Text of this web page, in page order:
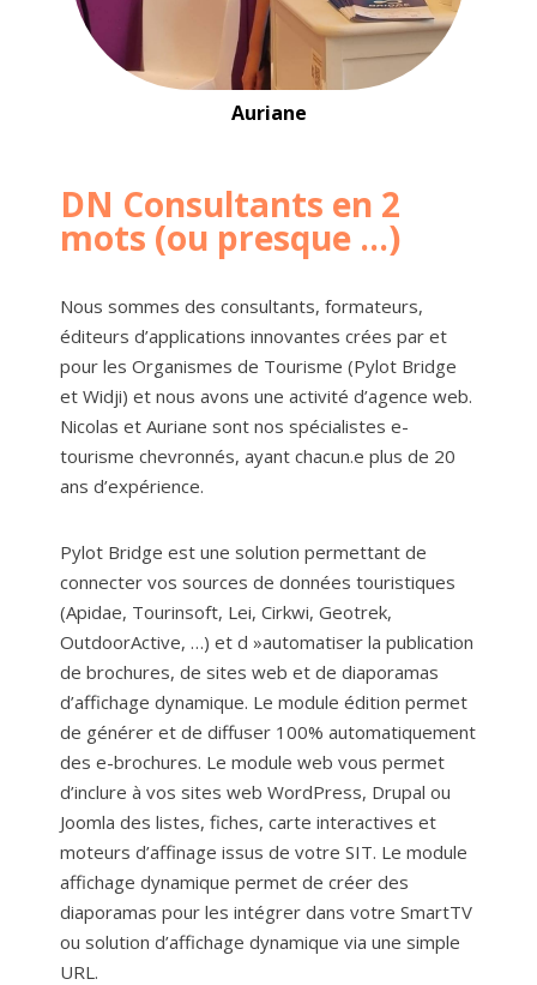
Auriane
DN Consultants en 2
mots (ou presque ...)
Nous sommes des consultants, formateurs,
éditeurs d’applications innovantes crées par et
pour les Organismes de Tourisme (Pylot Bridge
et Widji) et nous avons une activité d’agence web.
Nicolas et Auriane sont nos spécialistes e-
tourisme chevronnés, ayant chacun.e plus de 20
ans d’expérience.
Pylot Bridge est une solution permettant de
connecter vos sources de données touristiques
(Apidae, Tourinsoft, Lei, Cirkwi, Geotrek,
OutdoorActive, …) et d »automatiser la publication
de brochures, de sites web et de diaporamas
d’affichage dynamique. Le module édition permet
de générer et de diffuser 100% automatiquement
des e-brochures. Le module web vous permet
d’inclure à vos sites web WordPress, Drupal ou
Joomla des listes, fiches, carte interactives et
moteurs d’affinage issus de votre SIT. Le module
affichage dynamique permet de créer des
diaporamas pour les intégrer dans votre SmartTV
ou solution d’affichage dynamique via une simple
URL.